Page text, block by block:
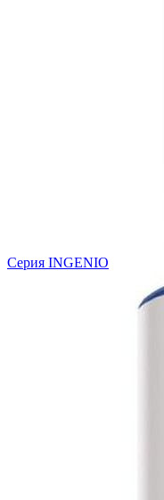
Серия INGENIO